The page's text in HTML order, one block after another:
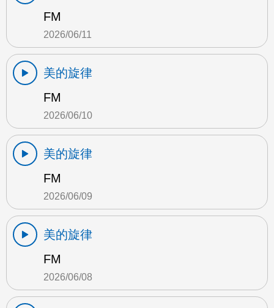
FM
2026/06/11
美的旋律
FM
2026/06/10
美的旋律
FM
2026/06/09
美的旋律
FM
2026/06/08